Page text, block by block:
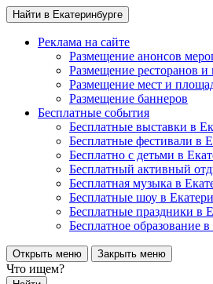
Найти в Екатеринбурге
Реклама на сайте
Размещение анонсов
Размещение ресторанов и
Размещение мест и
Размещение баннеров
Бесплатные события
Бесплатные выставки в
Бесплатные фестивали в
Бесплатно с детьми в
Бесплатный активный
Бесплатная музыка в
Бесплатные шоу в
Бесплатные праздники в
Бесплатное образование
Открыть меню Закрыть меню
Что ищем?